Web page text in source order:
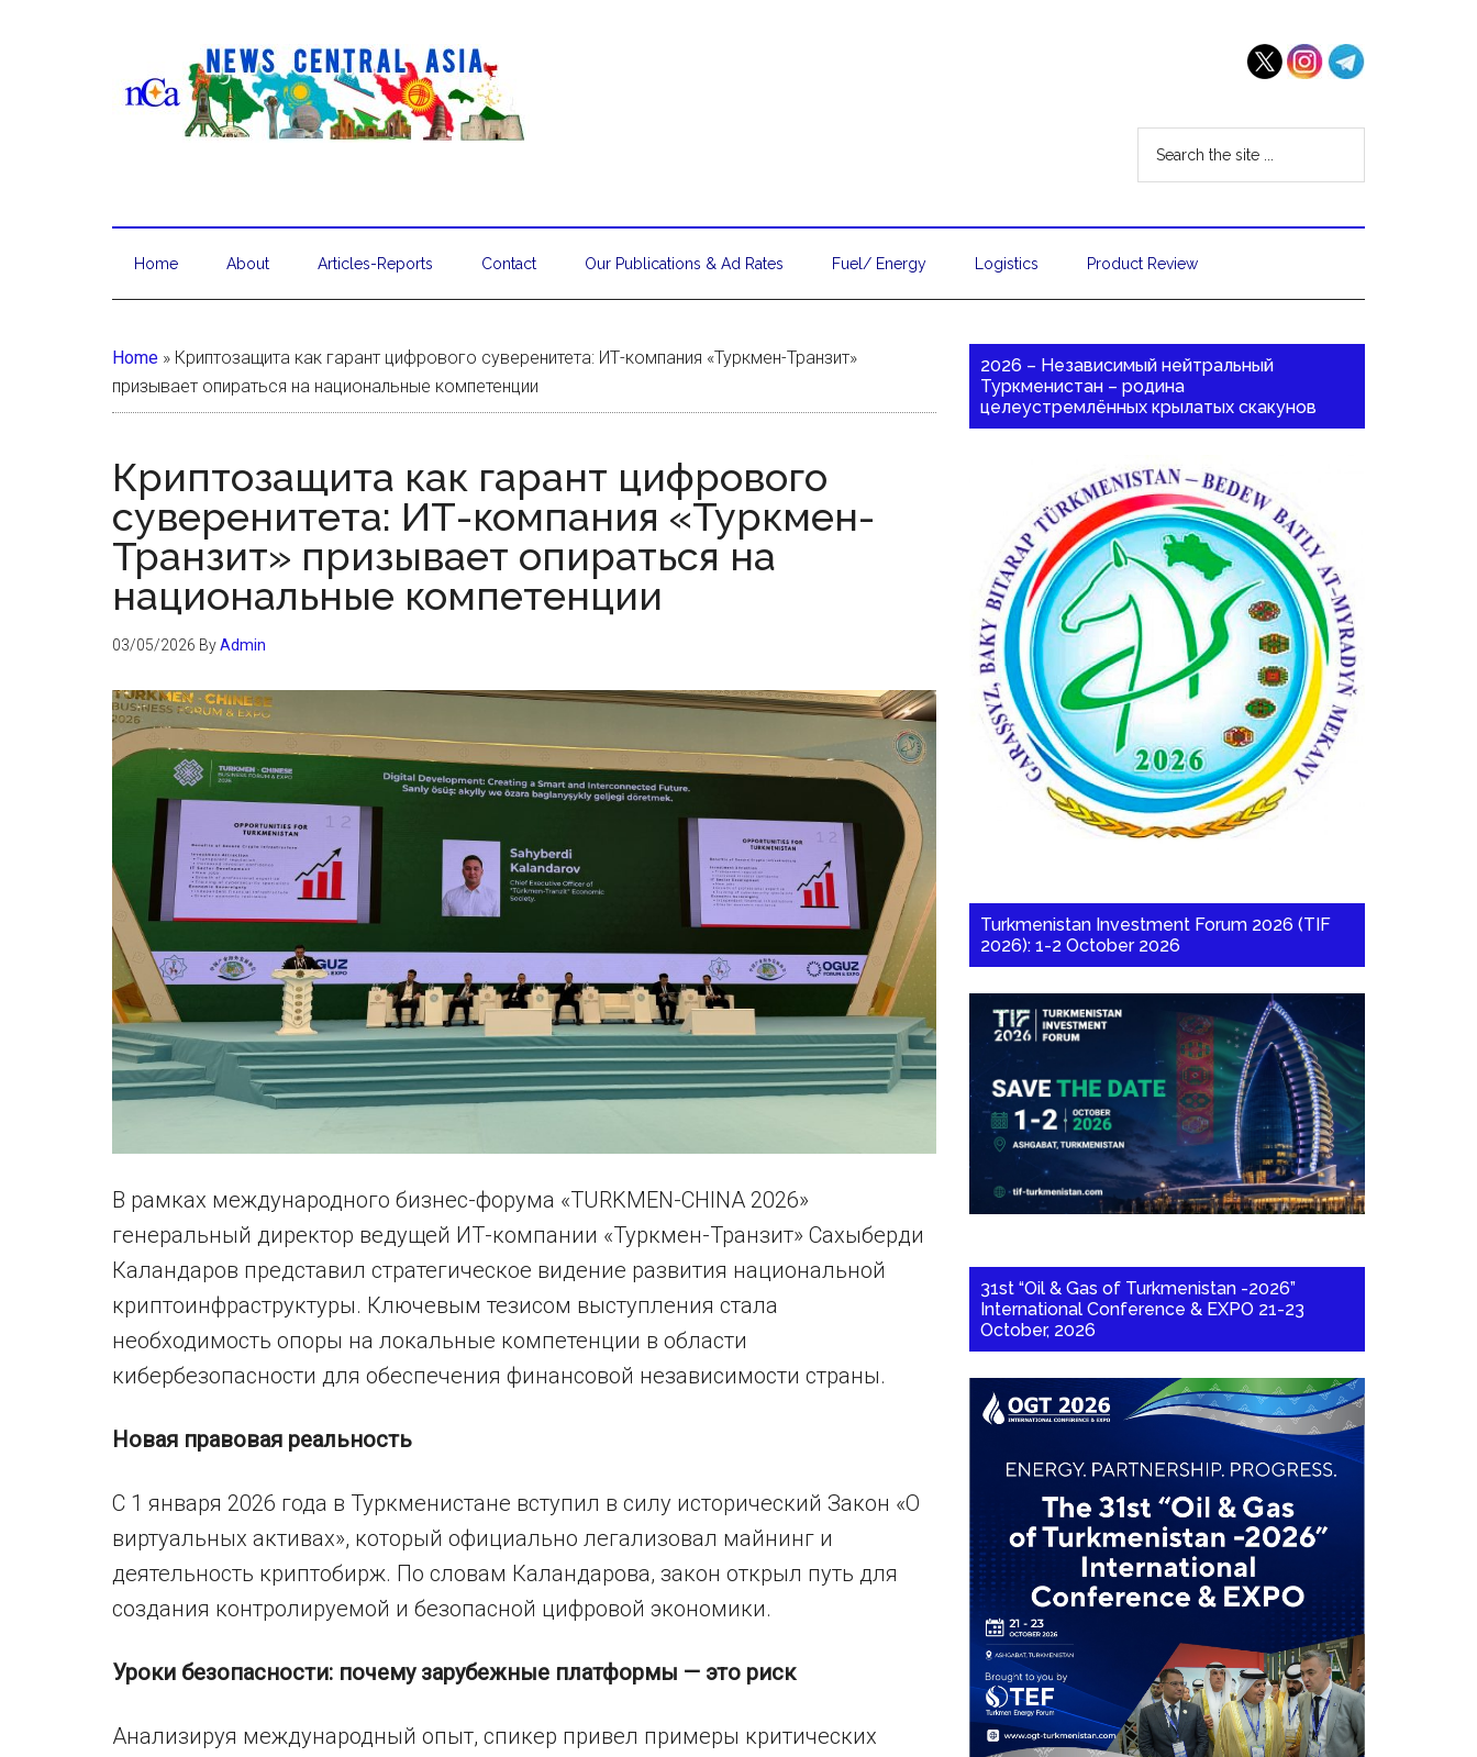
Home About Articles-Reports Contact Our Publications & Ad Rates Fuel/ Energy Logistics Product Review
Home » Криптозащита как гарант цифрового суверенитета: ИТ-компания «Туркмен-Транзит»
призывает опираться на национальные компетенции
Криптозащита как гарант цифрового
суверенитета: ИТ-компания «Туркмен-
Транзит» призывает опираться на
национальные компетенции
03/05/2026 ByAdmin
В рамках международного бизнес-форума «TURKMEN-CHINA 2026»
генеральный директор ведущей ИТ-компании «Туркмен-Транзит» Сахыберди
Каландаров представил стратегическое видение развития национальной
криптоинфраструктуры. Ключевым тезисом выступления стала
необходимость опоры на локальные компетенции в области
кибербезопасности для обеспечения финансовой независимости страны.
Новая правовая реальность
С 1 января 2026 года в Туркменистане вступил в силу исторический Закон «О
виртуальных активах», который официально легализовал майнинг и
деятельность криптобирж. По словам Каландарова, закон открыл путь для
создания контролируемой и безопасной цифровой экономики.
Уроки безопасности: почему зарубежные платформы — это риск
Анализируя международный опыт, спикер привел примеры критических
2026 – Независимый нейтральный
Туркменистан – родина
целеустремлённых крылатых скакунов
Turkmenistan Investment Forum 2026 (TIF
2026): 1-2 October 2026
31st “Oil & Gas of Turkmenistan -2026”
International Conference & EXPO 21-23
October, 2026